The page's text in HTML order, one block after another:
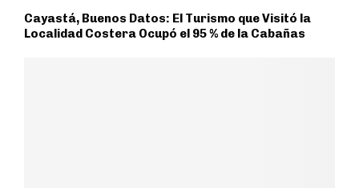
Cayastá, Buenos Datos: El Turismo que Visitó la
Localidad Costera Ocupó el 95 % de la Cabañas